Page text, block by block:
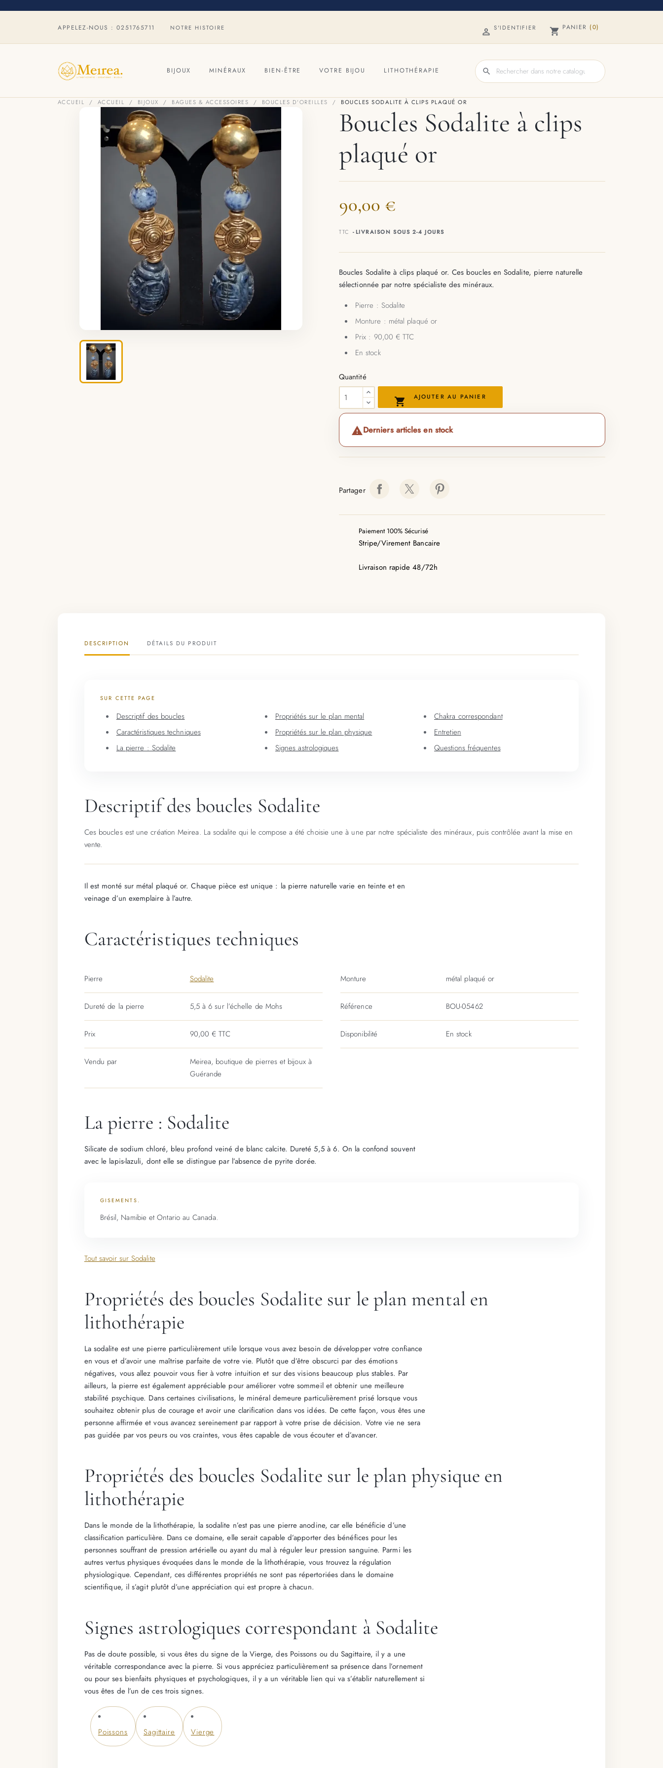
APPELEZ-NOUS :0251765711 NOTRE HISTOIRE  S'IDENTIFIER shopping_cart PANIER (0)
BIJOUX MINÉRAUX BIEN-ÊTRE VOTRE BIJOU LITHOTHÉRAPIE search
ACCUEIL ACCUEIL BIJOUX BAGUES & ACCESSOIRES BOUCLES D'OREILLES BOUCLES SODALITE À CLIPS PLAQUÉ OR
Boucles Sodalite à clips
plaqué or
90,00 €
TTC LIVRAISON SOUS 2-4 JOURS
Boucles Sodalite à clips plaqué or. Ces boucles en Sodalite, pierre naturelle
sélectionnée par notre spécialiste des minéraux.
Pierre : Sodalite
Monture : métal plaqué or
Prix : 90,00 € TTC
En stock
Quantité
 AJOUTER AU PANIER
Derniers articles en stock
Partager
Paiement 100% Sécurisé
Stripe/Virement Bancaire
Livraison rapide 48/72h
DESCRIPTION DÉTAILS DU PRODUIT
SUR CETTE PAGE
Descriptif des boucles
Caractéristiques techniques
La pierre : Sodalite
Propriétés sur le plan mental
Propriétés sur le plan physique
Signes astrologiques
Chakra correspondant
Entretien
Questions fréquentes
Descriptif des boucles Sodalite
Ces boucles est une création Meirea. La sodalite qui le compose a été choisie une à une par notre spécialiste des minéraux, puis contrôlée avant la mise en
vente.
Il est monté sur métal plaqué or. Chaque pièce est unique : la pierre naturelle varie en teinte et en
veinage d’un exemplaire à l’autre.
Caractéristiques techniques
Pierre Sodalite Monture métal plaqué or
Dureté de la pierre 5,5 à 6 sur l’échelle de Mohs Référence BOU-05462
Prix 90,00 € TTC Disponibilité En stock
Vendu par
Meirea, boutique de pierres et bijoux à
Guérande
La pierre : Sodalite
Silicate de sodium chloré, bleu profond veiné de blanc calcite. Dureté 5,5 à 6. On la confond souvent
avec le lapis-lazuli, dont elle se distingue par l’absence de pyrite dorée.
GISEMENTS.
Brésil, Namibie et Ontario au Canada.
Tout savoir sur Sodalite
Propriétés des boucles Sodalite sur le plan mental en
lithothérapie
La sodalite est une pierre particulièrement utile lorsque vous avez besoin de développer votre confiance
en vous et d’avoir une maîtrise parfaite de votre vie. Plutôt que d’être obscurci par des émotions
négatives, vous allez pouvoir vous fier à votre intuition et sur des visions beaucoup plus stables. Par
ailleurs, la pierre est également appréciable pour améliorer votre sommeil et obtenir une meilleure
stabilité psychique. Dans certaines civilisations, le minéral demeure particulièrement prisé lorsque vous
souhaitez obtenir plus de courage et avoir une clarification dans vos idées. De cette façon, vous êtes une
personne affirmée et vous avancez sereinement par rapport à votre prise de décision. Votre vie ne sera
pas guidée par vos peurs ou vos craintes, vous êtes capable de vous écouter et d’avancer.
Propriétés des boucles Sodalite sur le plan physique en
lithothérapie
Dans le monde de la lithothérapie, la sodalite n’est pas une pierre anodine, car elle bénéficie d’une
classification particulière. Dans ce domaine, elle serait capable d’apporter des bénéfices pour les
personnes souffrant de pression artérielle ou ayant du mal à réguler leur pression sanguine. Parmi les
autres vertus physiques évoquées dans le monde de la lithothérapie, vous trouvez la régulation
physiologique. Cependant, ces différentes propriétés ne sont pas répertoriées dans le domaine
scientifique, il s’agit plutôt d’une appréciation qui est propre à chacun.
Signes astrologiques correspondant à Sodalite
Pas de doute possible, si vous êtes du signe de la Vierge, des Poissons ou du Sagittaire, il y a une
véritable correspondance avec la pierre. Si vous appréciez particulièrement sa présence dans l’ornement
ou pour ses bienfaits physiques et psychologiques, il y a un véritable lien qui va s’établir naturellement si
vous êtes de l’un de ces trois signes.
Poissons Sagittaire Vierge